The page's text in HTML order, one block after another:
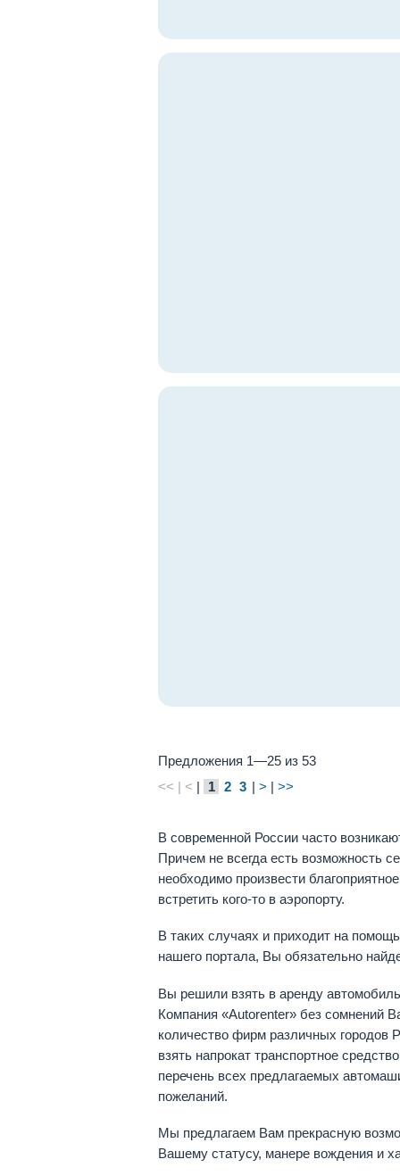
Предложения 1—25 из 53
<< | < | 1 2 3 |> |>>
В современной России часто
Причем не всегда есть возможность
необходимо произвести
встретить кого-то в аэропорту.
В таких случаях и приходит на
нашего портала, Вы обязательно
Вы решили взять в аренду
Компания «Autorenter» без сомнений
количество фирм различных городов
взять напрокат транспортное
перечень всех предлагаемых
пожеланий.
Мы предлагаем Вам прекрасную
Вашему статусу, манере вождения и